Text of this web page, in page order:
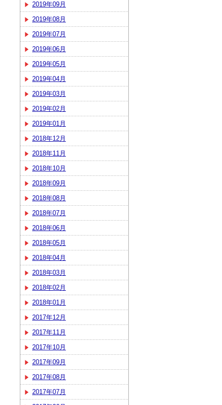
2019年09月
2019年08月
2019年07月
2019年06月
2019年05月
2019年04月
2019年03月
2019年02月
2019年01月
2018年12月
2018年11月
2018年10月
2018年09月
2018年08月
2018年07月
2018年06月
2018年05月
2018年04月
2018年03月
2018年02月
2018年01月
2017年12月
2017年11月
2017年10月
2017年09月
2017年08月
2017年07月